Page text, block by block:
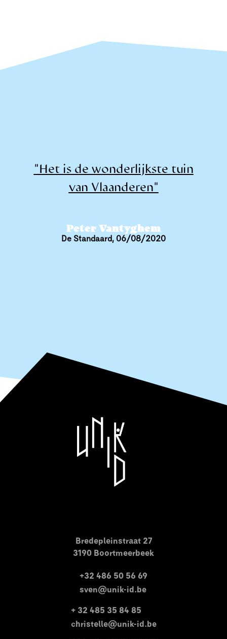
"Het is de wonderlijkste tuin
van Vlaanderen"
Peter Vantyghem
De Standaard, 06/08/2020
Bredepleinstraat 27
3190 Boortmeerbeek
+32 486 50 56 69
sven@unik-id.be
+ 32 485 35 84 85
christelle@unik-id.be